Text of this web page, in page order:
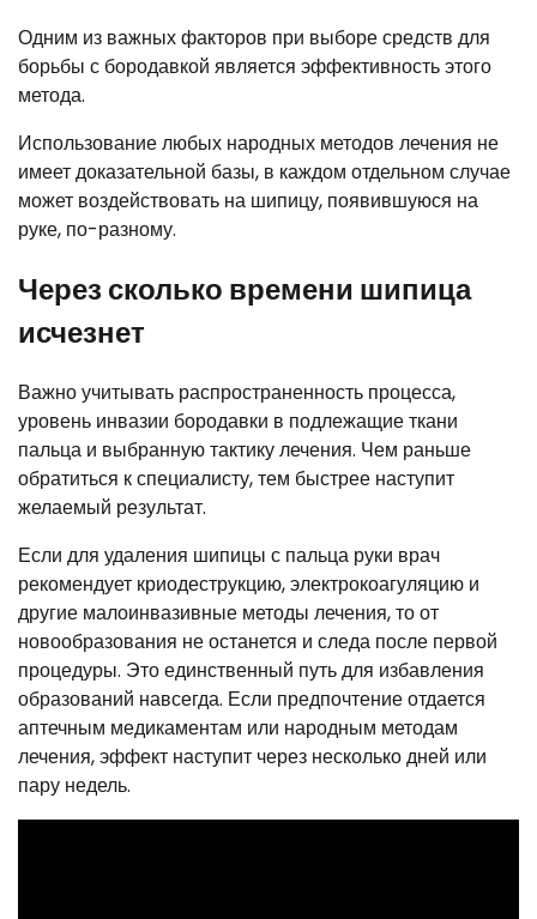
Одним из важных факторов при выборе средств для
борьбы с бородавкой является эффективность этого
метода.
Использование любых народных методов лечения не
имеет доказательной базы, в каждом отдельном случае
может воздействовать на шипицу, появившуюся на
руке, по-разному.
Через сколько времени шипица
исчезнет
Важно учитывать распространенность процесса,
уровень инвазии бородавки в подлежащие ткани
пальца и выбранную тактику лечения. Чем раньше
обратиться к специалисту, тем быстрее наступит
желаемый результат.
Если для удаления шипицы с пальца руки врач
рекомендует криодеструкцию, электрокоагуляцию и
другие малоинвазивные методы лечения, то от
новообразования не останется и следа после первой
процедуры. Это единственный путь для избавления
образований навсегда. Если предпочтение отдается
аптечным медикаментам или народным методам
лечения, эффект наступит через несколько дней или
пару недель.